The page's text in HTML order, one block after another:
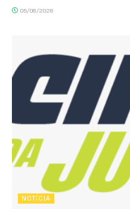
05/08/2026
NOTÍCIA